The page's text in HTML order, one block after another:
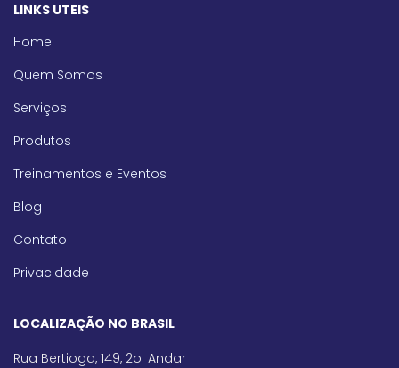
LINKS UTEIS
Home
Quem Somos
Serviços
Produtos
Treinamentos e Eventos
Blog
Contato
Privacidade
LOCALIZAÇÃO NO BRASIL
Rua Bertioga, 149, 2o. Andar